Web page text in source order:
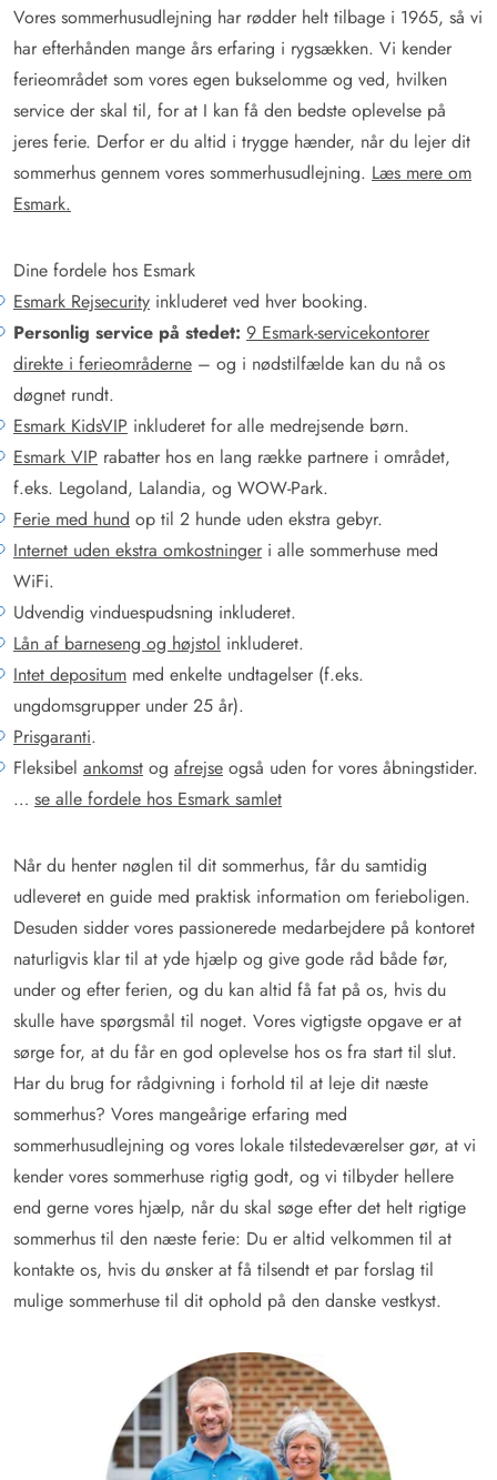
Vores sommerhusudlejning har rødder helt tilbage i 1965, så vi
har efterhånden mange års erfaring i rygsækken. Vi kender
ferieområdet som vores egen bukselomme og ved, hvilken
service der skal til, for at I kan få den bedste oplevelse på
jeres ferie. Derfor er du altid i trygge hænder, når du lejer dit
sommerhus gennem vores sommerhusudlejning. Læs mere om
Esmark.
Dine fordele hos Esmark
Esmark Rejsecurity inkluderet ved hver booking.
Personlig service på stedet: 9 Esmark-servicekontorer
direkte i ferieområderne – og i nødstilfælde kan du nå os
døgnet rundt.
Esmark KidsVIP inkluderet for alle medrejsende børn.
Esmark VIP rabatter hos en lang række partnere i området,
f.eks. Legoland, Lalandia, og WOW-Park.
Ferie med hund op til 2 hunde uden ekstra gebyr.
Internet uden ekstra omkostninger i alle sommerhuse med
WiFi.
Udvendig vinduespudsning inkluderet.
Lån af barneseng og højstol inkluderet.
Intet depositum med enkelte undtagelser (f.eks.
ungdomsgrupper under 25 år).
Prisgaranti.
Fleksibel ankomst og afrejse også uden for vores åbningstider.
… se alle fordele hos Esmark samlet
Når du henter nøglen til dit sommerhus, får du samtidig
udleveret en guide med praktisk information om ferieboligen.
Desuden sidder vores passionerede medarbejdere på kontoret
naturligvis klar til at yde hjælp og give gode råd både før,
under og efter ferien, og du kan altid få fat på os, hvis du
skulle have spørgsmål til noget. Vores vigtigste opgave er at
sørge for, at du får en god oplevelse hos os fra start til slut.
Har du brug for rådgivning i forhold til at leje dit næste
sommerhus? Vores mangeårige erfaring med
sommerhusudlejning og vores lokale tilstedeværelser gør, at vi
kender vores sommerhuse rigtig godt, og vi tilbyder hellere
end gerne vores hjælp, når du skal søge efter det helt rigtige
sommerhus til den næste ferie: Du er altid velkommen til at
kontakte os, hvis du ønsker at få tilsendt et par forslag til
mulige sommerhuse til dit ophold på den danske vestkyst.